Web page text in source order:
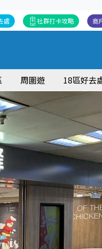
商
社群打卡攻略
處
周圍遊 18區好去